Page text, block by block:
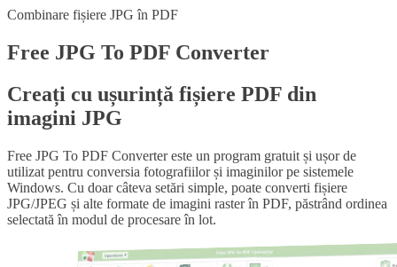
Combinare fișiere JPG în PDF
Free JPG To PDF Converter
Creați cu ușurință fișiere PDF din
imagini JPG
Free JPG To PDF Converter este un program gratuit și ușor de
utilizat pentru conversia fotografiilor și imaginilor pe sistemele
Windows. Cu doar câteva setări simple, poate converti fișiere
JPG/JPEG și alte formate de imagini raster în PDF, păstrând ordinea
selectată în modul de procesare în lot.